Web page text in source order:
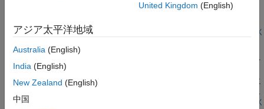
ライブ スクリプトを開く
この例では、オンラインの多項式モデル推定器を実装する方法を
説明します。1 つの非線形化学反応プロセスについて、ARMAX
モデルを 2 つ推定します。これらのモデルは、2 つの操作条件に
インで同定され、システムの操作時に適応 PI コントローラーの
スクリプトを開く
United Kingdom (English)
アジア太平洋地域
Australia (English)
India (English)
New Zealand (English)
中国